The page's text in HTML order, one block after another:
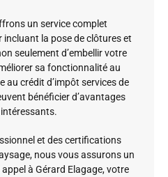
un service complet
incluant la pose de clôtures et
seulement d’embellir votre
sa fonctionnalité au
au crédit d’impôt services de
bénéficier d’avantages
et des certifications
nous vous assurons un
à Gérard Elagage, votre